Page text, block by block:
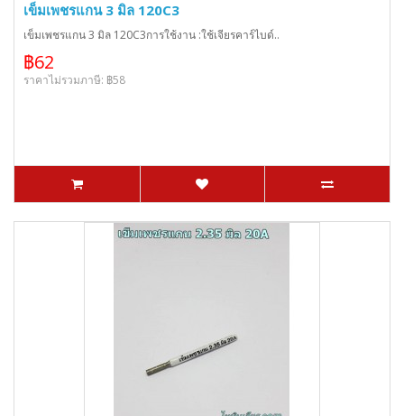
เข็มเพชรแกน 3 มิล 120C3
เข็มเพชรแกน 3 มิล 120C3การใช้งาน :ใช้เจียรคาร์ไบด์..
฿62
ราคาไม่รวมภาษี: ฿58